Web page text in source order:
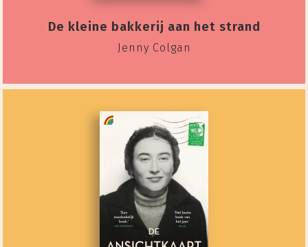
De kleine bakkerij aan het strand
Jenny Colgan